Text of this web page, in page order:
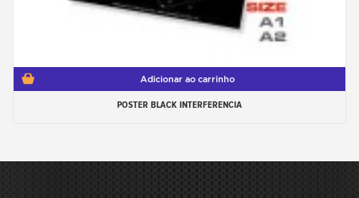
Adicionar ao carrinho
POSTER BLACK INTERFERENCIA